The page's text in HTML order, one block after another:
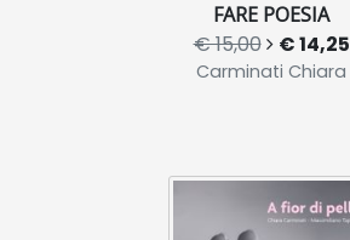
FARE POESIA
€ 15,00 € 14,25
Carminati Chiara